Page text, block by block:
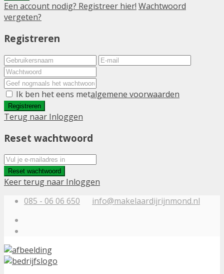
Een account nodig? Registreer hier! Wachtwoord
vergeten?
Registreren
Ik ben het eens metalgemene voorwaarden
Registreren
Terug naar Inloggen
Reset wachtwoord
Reset wachtwoord
Keer terug naar Inloggen
085 - 06 06 650
info@makelaardijrijnmond.nl